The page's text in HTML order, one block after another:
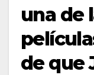
una de
de que